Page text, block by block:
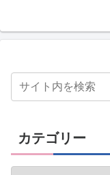
カテゴリー